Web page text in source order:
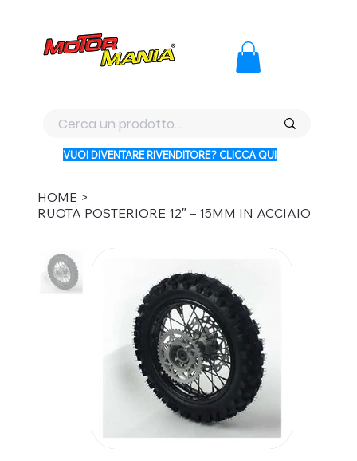
VUOI DIVENTARE RIVENDITORE? CLICCA QUI
HOME >
RUOTA POSTERIORE 12″ – 15MM IN ACCIAIO